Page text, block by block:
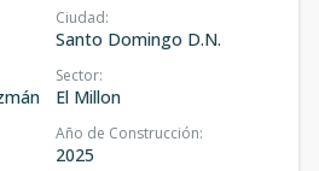
Ciudad:
Santo Domingo D.N.
Sector:
El Millon
Año de Construcción:
2025